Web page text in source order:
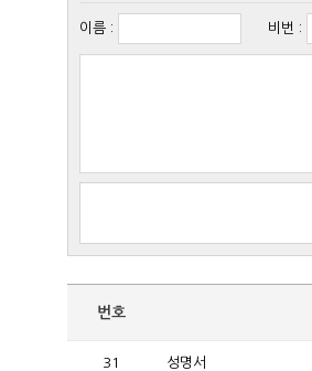
이름: 비번 :
번호
31 성명서